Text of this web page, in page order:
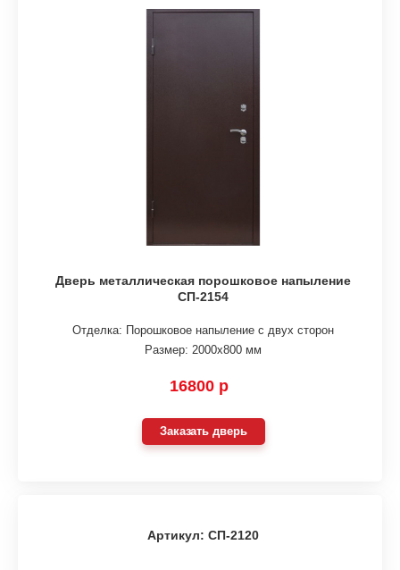
Дверь металлическая порошковое напыление
СП-2154
Отделка: Порошковое напыление с двух сторон
Размер: 2000х800 мм
16800 р
Заказать дверь
Артикул: СП-2120